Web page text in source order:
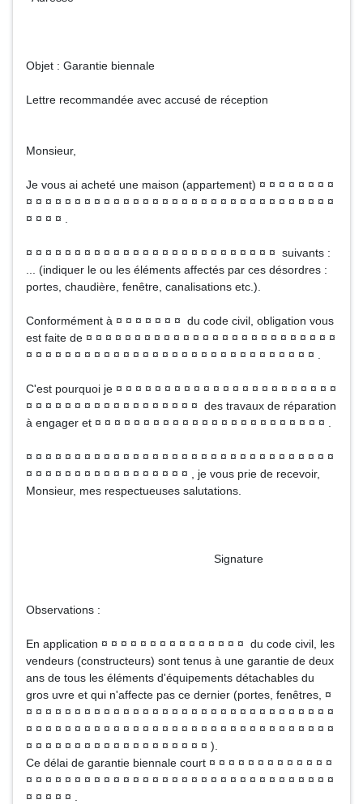
Objet : Garantie biennale
Lettre recommandée avec accusé de réception
Monsieur,
Je vous ai acheté une maison (appartement) ¤ ¤ ¤ ¤ ¤ ¤ ¤ ¤
¤ ¤ ¤ ¤ ¤ ¤ ¤ ¤ ¤ ¤ ¤ ¤ ¤ ¤ ¤ ¤ ¤ ¤ ¤ ¤ ¤ ¤ ¤ ¤ ¤ ¤ ¤ ¤ ¤ ¤ ¤ ¤
¤ ¤ ¤ ¤ .
¤ ¤ ¤ ¤ ¤ ¤ ¤ ¤ ¤ ¤ ¤ ¤ ¤ ¤ ¤ ¤ ¤ ¤ ¤ ¤ ¤ ¤ ¤ ¤ ¤ ¤ suivants :
... (indiquer le ou les éléments affectés par ces désordres :
portes, chaudière, fenêtre, canalisations etc.).
Conformément à ¤ ¤ ¤ ¤ ¤ ¤ ¤ du code civil, obligation vous
est faite de ¤ ¤ ¤ ¤ ¤ ¤ ¤ ¤ ¤ ¤ ¤ ¤ ¤ ¤ ¤ ¤ ¤ ¤ ¤ ¤ ¤ ¤ ¤ ¤ ¤ ¤
¤ ¤ ¤ ¤ ¤ ¤ ¤ ¤ ¤ ¤ ¤ ¤ ¤ ¤ ¤ ¤ ¤ ¤ ¤ ¤ ¤ ¤ ¤ ¤ ¤ ¤ ¤ ¤ ¤ ¤ .
C'est pourquoi je ¤ ¤ ¤ ¤ ¤ ¤ ¤ ¤ ¤ ¤ ¤ ¤ ¤ ¤ ¤ ¤ ¤ ¤ ¤ ¤ ¤ ¤ ¤
¤ ¤ ¤ ¤ ¤ ¤ ¤ ¤ ¤ ¤ ¤ ¤ ¤ ¤ ¤ ¤ ¤ ¤ des travaux de réparation
à engager et ¤ ¤ ¤ ¤ ¤ ¤ ¤ ¤ ¤ ¤ ¤ ¤ ¤ ¤ ¤ ¤ ¤ ¤ ¤ ¤ ¤ ¤ ¤ ¤ .
¤ ¤ ¤ ¤ ¤ ¤ ¤ ¤ ¤ ¤ ¤ ¤ ¤ ¤ ¤ ¤ ¤ ¤ ¤ ¤ ¤ ¤ ¤ ¤ ¤ ¤ ¤ ¤ ¤ ¤ ¤ ¤
¤ ¤ ¤ ¤ ¤ ¤ ¤ ¤ ¤ ¤ ¤ ¤ ¤ ¤ ¤ ¤ ¤ , je vous prie de recevoir,
Monsieur, mes respectueuses salutations.
Signature
Observations :
En application ¤ ¤ ¤ ¤ ¤ ¤ ¤ ¤ ¤ ¤ ¤ ¤ ¤ ¤ ¤ du code civil, les
vendeurs (constructeurs) sont tenus à une garantie de deux
ans de tous les éléments d'équipements détachables du
gros uvre et qui n'affecte pas ce dernier (portes, fenêtres, ¤
¤ ¤ ¤ ¤ ¤ ¤ ¤ ¤ ¤ ¤ ¤ ¤ ¤ ¤ ¤ ¤ ¤ ¤ ¤ ¤ ¤ ¤ ¤ ¤ ¤ ¤ ¤ ¤ ¤ ¤ ¤ ¤
¤ ¤ ¤ ¤ ¤ ¤ ¤ ¤ ¤ ¤ ¤ ¤ ¤ ¤ ¤ ¤ ¤ ¤ ¤ ¤ ¤ ¤ ¤ ¤ ¤ ¤ ¤ ¤ ¤ ¤ ¤ ¤
¤ ¤ ¤ ¤ ¤ ¤ ¤ ¤ ¤ ¤ ¤ ¤ ¤ ¤ ¤ ¤ ¤ ¤ ¤ ).
Ce délai de garantie biennale court ¤ ¤ ¤ ¤ ¤ ¤ ¤ ¤ ¤ ¤ ¤ ¤ ¤
¤ ¤ ¤ ¤ ¤ ¤ ¤ ¤ ¤ ¤ ¤ ¤ ¤ ¤ ¤ ¤ ¤ ¤ ¤ ¤ ¤ ¤ ¤ ¤ ¤ ¤ ¤ ¤ ¤ ¤ ¤ ¤
¤ ¤ ¤ ¤ ¤ .